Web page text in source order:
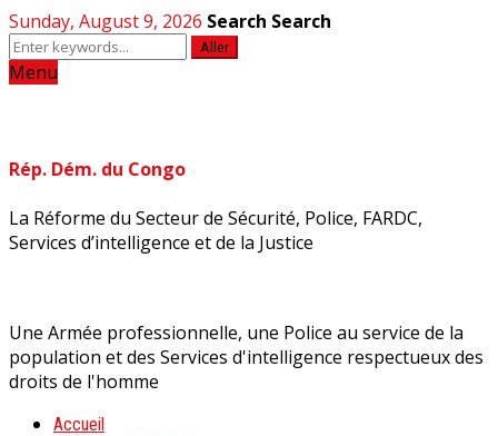
Sunday, August 9, 2026 Search Search
Aller
Menu
Rép. Dém. du Congo
La Réforme du Secteur de Sécurité, Police, FARDC,
Services d’intelligence et de la Justice
Une Armée professionnelle, une Police au service de la
population et des Services d'intelligence respectueux des
droits de l'homme
Accueil